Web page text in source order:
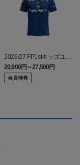
2026/27 FP1stキッズユニ
フォーム
20,900円～27,500円
会員特典